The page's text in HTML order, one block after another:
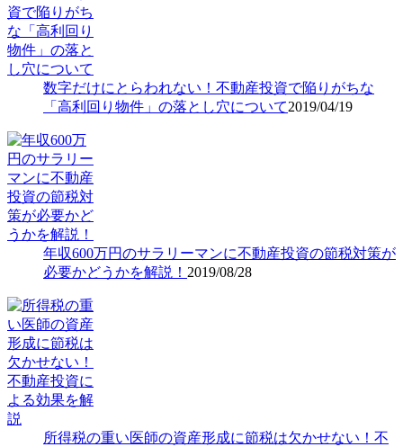
数字だけにとらわれない！不動産投資で陥りがちな
「高利回り物件」の落とし穴について2019/04/19
年収600万円のサラリーマンに不動産投資の節税対策が
必要かどうかを解説！ 2019/08/28
所得税の重い医師の資産形成に節税は欠かせない！不